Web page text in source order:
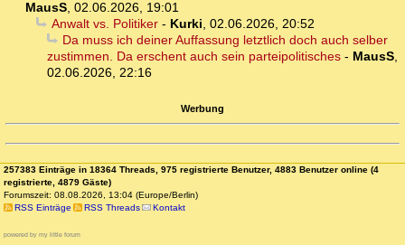
MausS, 02.06.2026, 19:01
Anwalt vs. Politiker- Kurki, 02.06.2026, 20:52
Da muss ich deiner Auffassung letztlich doch auch selber
zustimmen. Da erschent auch sein parteipolitisches - MausS,
02.06.2026, 22:16
Werbung
257383 Einträge in 18364 Threads, 975 registrierte Benutzer, 4883 Benutzer online (4
registrierte, 4879 Gäste)
Forumszeit: 08.08.2026, 13:04 (Europe/Berlin)
RSS Einträge
RSS Threads Kontakt
powered by my little forum